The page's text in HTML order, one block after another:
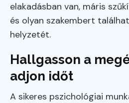
elakadásban van, máris
és olyan szakembert
helyzetét.
Hallgasson a
adjon időt
A sikeres pszichológiai